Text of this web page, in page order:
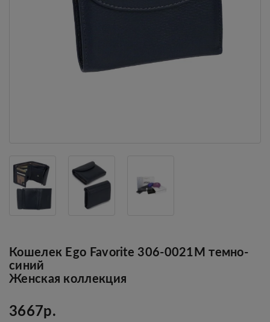
Кошелек Ego Favorite 306-0021М темно-
синий
Женская коллекция
3667р.